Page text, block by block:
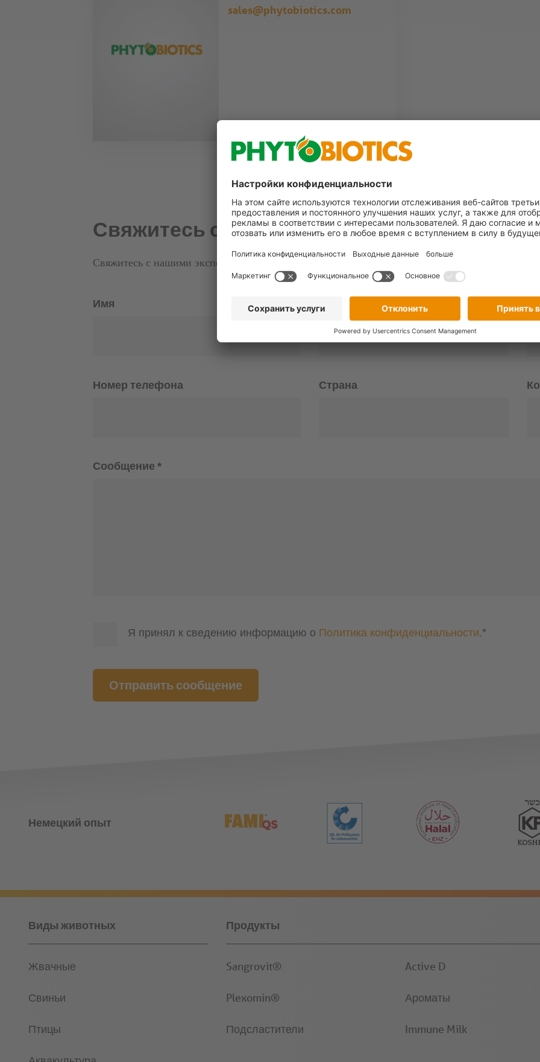
sales@phytobiotics.com
Свяжитесь с нами
Свяжитесь с нашими экспертами или отправьте нам сообщение. Мы свяжемся с вами как
Имя Фамилия
Номер телефона Страна
Сообщение *
Я принял к сведению информацию о Политика конфиденциальности.*
Отправить сообщение
Немецкий опыт
Виды животных
Жвачные
Свиньи
Птицы
Продукты
Sangrovit® Active D
Plexomin® Ароматы
Подсластители Immune Milk